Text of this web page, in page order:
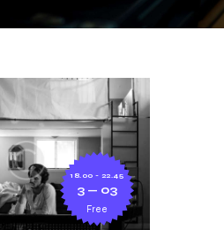
18.00 - 22.45
3 — 03
Free